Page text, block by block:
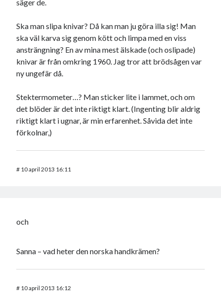
säger de.
Ska man slipa knivar? Då kan man ju göra illa sig! Man
ska väl karva sig genom kött och limpa med en viss
ansträngning? En av mina mest älskade (och oslipade)
knivar är från omkring 1960. Jag tror att brödsågen var
ny ungefär då.
Stektermometer…? Man sticker lite i lammet, och om
det blöder är det inte riktigt klart. (Ingenting blir aldrig
riktigt klart i ugnar, är min erfarenhet. Såvida det inte
förkolnar,)
# 10 april 2013 16:11
och
Sanna – vad heter den norska handkrämen?
# 10 april 2013 16:12